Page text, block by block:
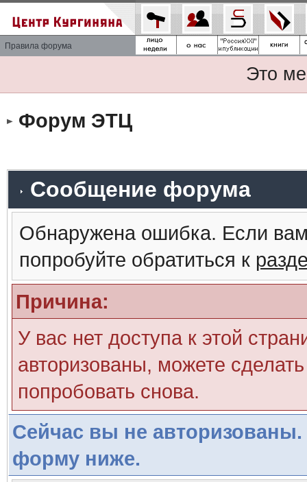
Правила форума
Это
Форум ЭТЦ
Сообщение форума
Обнаружена ошибка. Если
попробуйте обратиться к
Причина:
У вас нет доступа к этой
авторизованы, можете
попробовать снова.
Сейчас вы не авторизованы.
форму ниже.